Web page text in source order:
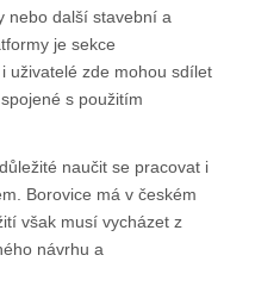
nebo další stavební a
je sekce
uživatelé zde mohou sdílet
s použitím
naučit se pracovat i
Borovice má v českém
však musí vycházet z
návrhu a